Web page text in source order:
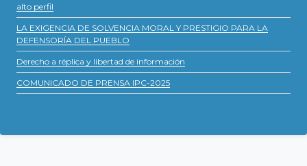
alto perfil
LA EXIGENCIA DE SOLVENCIA MORAL Y PRESTIGIO PARA LA
DEFENSORÍA DEL PUEBLO
Derecho a réplica y libertad de información
COMUNICADO DE PRENSA IPC-2025